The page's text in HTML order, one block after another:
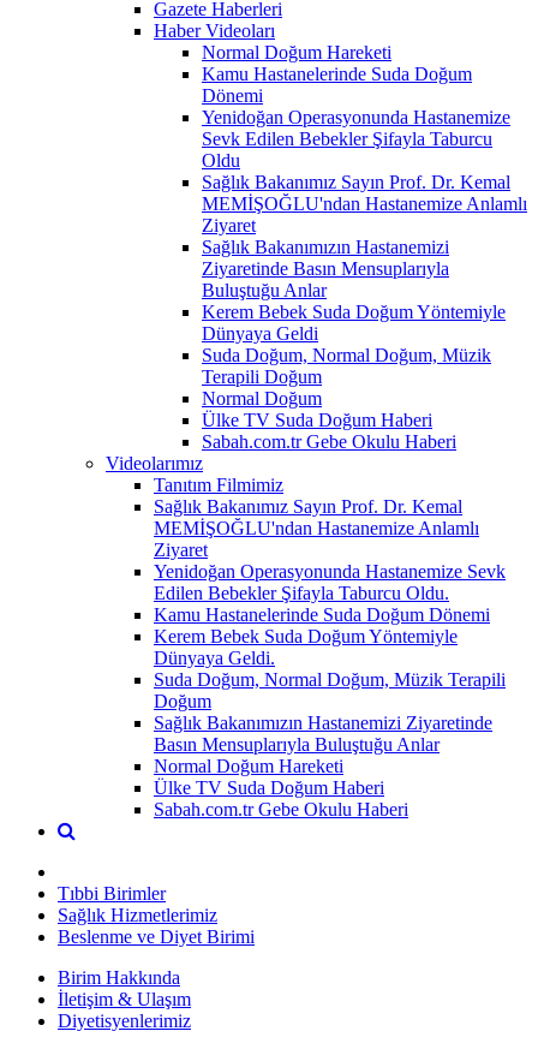
Gazete Haberleri
Haber Videoları
Normal Doğum Hareketi
Kamu Hastanelerinde Suda Doğum
Dönemi
Yenidoğan Operasyonunda Hastanemize
Sevk Edilen Bebekler Şifayla Taburcu
Oldu
Sağlık Bakanımız Sayın Prof. Dr. Kemal
MEMİŞOĞLU'ndan Hastanemize Anlamlı
Ziyaret
Sağlık Bakanımızın Hastanemizi
Ziyaretinde Basın Mensuplarıyla
Buluştuğu Anlar
Kerem Bebek Suda Doğum Yöntemiyle
Dünyaya Geldi
Suda Doğum, Normal Doğum, Müzik
Terapili Doğum
Normal Doğum
Ülke TV Suda Doğum Haberi
Sabah.com.tr Gebe Okulu Haberi
Videolarımız
Tanıtım Filmimiz
Sağlık Bakanımız Sayın Prof. Dr. Kemal
MEMİŞOĞLU'ndan Hastanemize Anlamlı
Ziyaret
Yenidoğan Operasyonunda Hastanemize Sevk
Edilen Bebekler Şifayla Taburcu Oldu.
Kamu Hastanelerinde Suda Doğum Dönemi
Kerem Bebek Suda Doğum Yöntemiyle
Dünyaya Geldi.
Suda Doğum, Normal Doğum, Müzik Terapili
Doğum
Sağlık Bakanımızın Hastanemizi Ziyaretinde
Basın Mensuplarıyla Buluştuğu Anlar
Normal Doğum Hareketi
Ülke TV Suda Doğum Haberi
Sabah.com.tr Gebe Okulu Haberi
Tıbbi Birimler
Sağlık Hizmetlerimiz
Beslenme ve Diyet Birimi
Birim Hakkında
İletişim & Ulaşım
Diyetisyenlerimiz